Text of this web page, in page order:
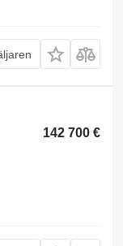
142 700 €